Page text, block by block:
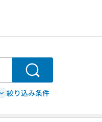
検索
絞り込み条件